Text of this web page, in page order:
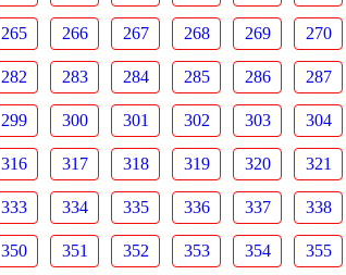
265 266 267 268 269 270
282 283 284 285 286 287
299 300 301 302 303 304
316 317 318 319 320 321
333 334 335 336 337 338
350 351 352 353 354 355